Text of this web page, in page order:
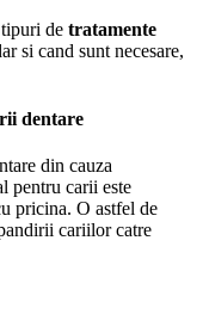
de tratamente
si cand sunt necesare,
dentare
din cauza
pentru carii este
pricina. O astfel de
cariilor catre